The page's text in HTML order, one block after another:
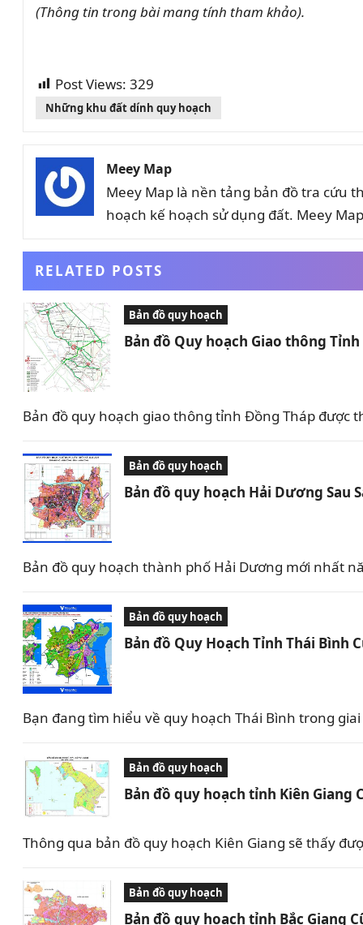
(Thông tin trong bài mang tính tham khảo).
Post Views: 329
Những khu đất dính quy hoạch
Meey Map
Meey Map là nền tảng bản đồ tra cứu
hoạch kế hoạch sử dụng đất. Meey
RELATED POSTS
Bản đồ quy hoạch
Bản đồ Quy hoạch Giao thông
Bản đồ quy hoạch giao thông tỉnh Đồng Tháp
Bản đồ quy hoạch
Bản đồ quy hoạch Hải Dương Sau
Bản đồ quy hoạch thành phố Hải Dương mới nhất
Bản đồ quy hoạch
Bản đồ Quy Hoạch Tỉnh Thái Bình
Bạn đang tìm hiểu về quy hoạch Thái Bình trong
Bản đồ quy hoạch
Bản đồ quy hoạch tỉnh Kiên Giang
Thông qua bản đồ quy hoạch Kiên Giang sẽ thấy
Bản đồ quy hoạch
Bản đồ quy hoạch tỉnh Bắc Giang